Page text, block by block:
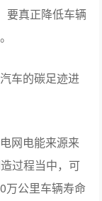
要真正降低车辆
车的碳足迹进
网电能来源来
过程当中，可
万公里车辆寿命